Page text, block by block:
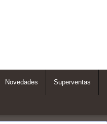
Novedades Superventas